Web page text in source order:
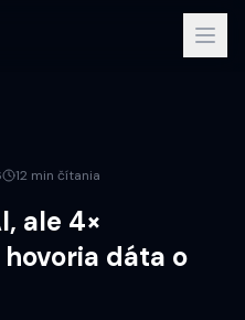
12 min čítania
ale 4×
dáta o